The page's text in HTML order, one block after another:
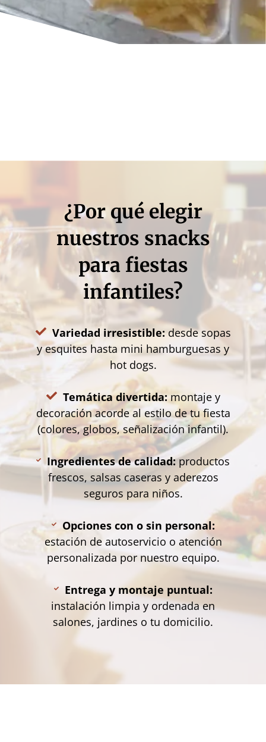
¿Por qué elegir
nuestros snacks
para fiestas
infantiles?
Variedad irresistible:desde sopas
y esquites hasta mini hamburguesas y
hot dogs.
Temática divertida:montaje y
decoración acorde al estilo de tu fiesta
(colores, globos, señalización infantil).
Ingredientes de calidad:productos
frescos, salsas caseras y aderezos
seguros para niños.
Opciones con o sin personal:
estación de autoservicio o atención
personalizada por nuestro equipo.
Entrega y montaje puntual:
instalación limpia y ordenada en
salones, jardines o tu domicilio.